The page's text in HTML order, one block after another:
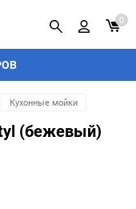
0
Кухонные мойки
(бежевый)